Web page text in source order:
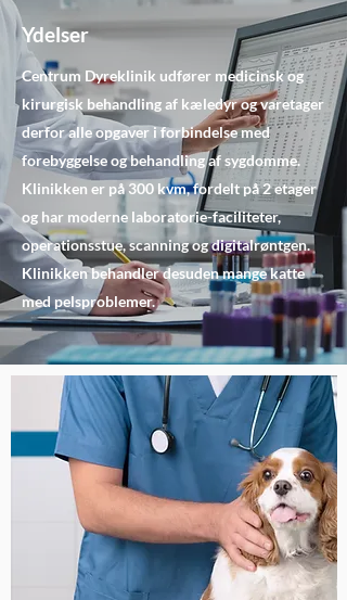
Ydelser
Centrum Dyreklinik udfører medicinsk og
kirurgisk behandling af kæledyr og varetager
derfor alle opgaver i forbindelse med
forebyggelse og behandling af sygdomme.
Klinikken er på 300 kvm, fordelt på 2 etager
og har moderne laboratorie-faciliteter,
operationsstue, scanning og digitalrøntgen.
Klinikken behandler desuden mange katte
med pelsproblemer.